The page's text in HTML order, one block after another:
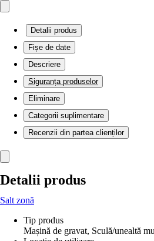
Detalii produs
Fișe de date
Descriere
Siguranța produselor
Eliminare
Categorii suplimentare
Recenzii din partea clienților
Detalii produs
Salt zonă
Tip produs
Mașină de gravat, Sculă/unealtă